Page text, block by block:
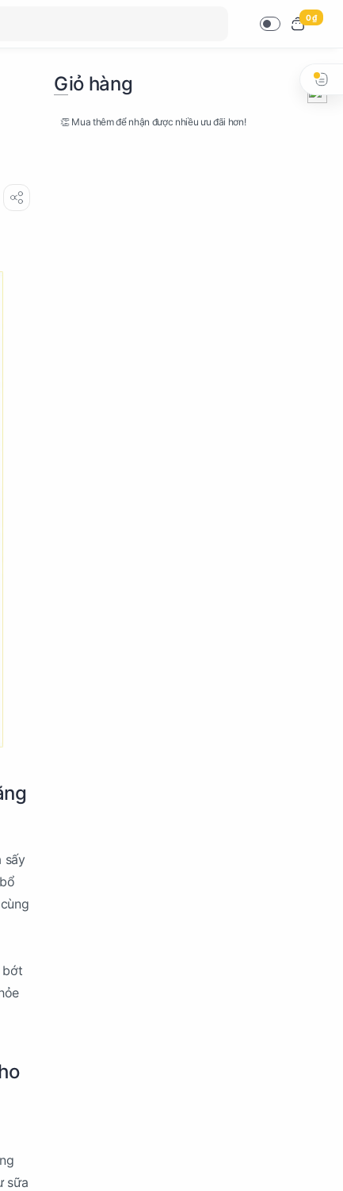
0 ₫
sấy
bớt
sữa
Giỏ hàng
👏 Mua thêm để nhận được nhiều ưu đãi hơn!